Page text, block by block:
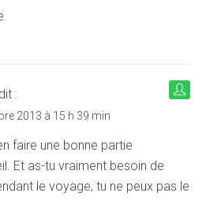
dit :
2013 à 15 h 39 min
faire une bonne partie
Et as-tu vraiment besoin de
le voyage, tu ne peux pas le